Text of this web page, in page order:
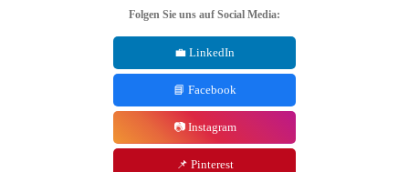
Folgen Sie uns auf Social Media:
💼 LinkedIn
📘 Facebook
📷 Instagram
📌 Pinterest